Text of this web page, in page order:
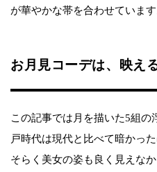
が華やかな帯を合わせています
お月見コーデは、映え
この記事では月を描いた5組の
戸時代は現代と比べて暗かっ
そらく美女の姿も良く見えな